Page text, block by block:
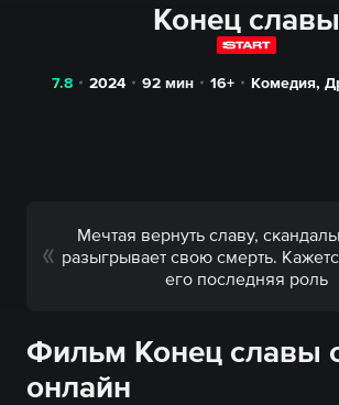
Конец славы
7.8 2024 92 мин 16+ Комедия,
Мечтая вернуть славу,
разыгрывает свою смерть.
его последняя роль
Фильм Конец славы
онлайн